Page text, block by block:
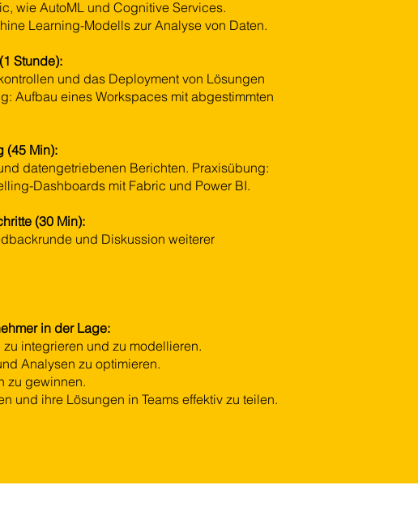
wie AutoML und Cognitive Services.
Learning-Modells zur Analyse von Daten.
Stunde):
und das Deployment von Lösungen
Aufbau eines Workspaces mit abgestimmten
(45 Min):
datengetriebenen Berichten. Praxisübung:
Dashboards mit Fabric und Power BI.
(30 Min):
und Diskussion weiterer
in der Lage:
integrieren und zu modellieren.
Analysen zu optimieren.
zu gewinnen.
und ihre Lösungen in Teams effektiv zu teilen.